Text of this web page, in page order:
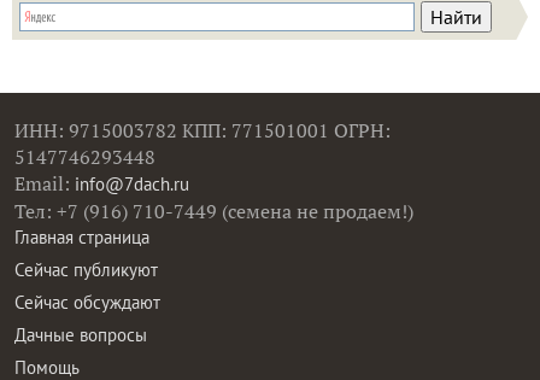
ИНН: 9715003782 КПП: 771501001 ОГРН:
5147746293448
Email: info@7dach.ru
Тел: +7 (916) 710-7449 (семена не продаем!)
Главная страница
Сейчас публикуют
Сейчас обсуждают
Дачные вопросы
Помощь